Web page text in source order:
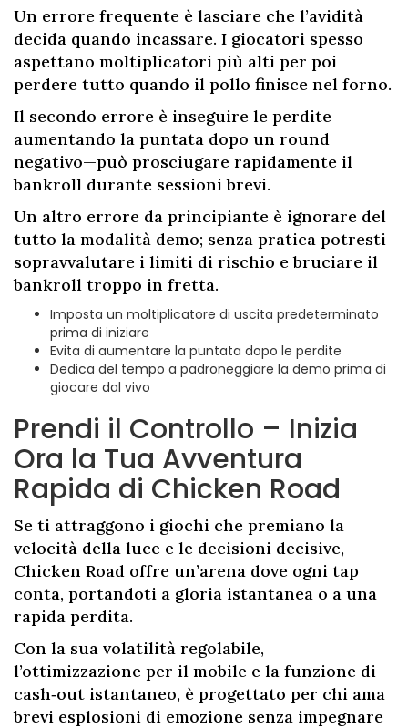
Un errore frequente è lasciare che l’avidità
decida quando incassare. I giocatori spesso
aspettano moltiplicatori più alti per poi
perdere tutto quando il pollo finisce nel forno.
Il secondo errore è inseguire le perdite
aumentando la puntata dopo un round
negativo—può prosciugare rapidamente il
bankroll durante sessioni brevi.
Un altro errore da principiante è ignorare del
tutto la modalità demo; senza pratica potresti
sopravvalutare i limiti di rischio e bruciare il
bankroll troppo in fretta.
Imposta un moltiplicatore di uscita predeterminato
prima di iniziare
Evita di aumentare la puntata dopo le perdite
Dedica del tempo a padroneggiare la demo prima di
giocare dal vivo
Prendi il Controllo – Inizia
Ora la Tua Avventura
Rapida di Chicken Road
Se ti attraggono i giochi che premiano la
velocità della luce e le decisioni decisive,
Chicken Road offre un’arena dove ogni tap
conta, portandoti a gloria istantanea o a una
rapida perdita.
Con la sua volatilità regolabile,
l’ottimizzazione per il mobile e la funzione di
cash‑out istantaneo, è progettato per chi ama
brevi esplosioni di emozione senza impegnare